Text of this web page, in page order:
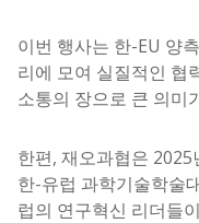
이번 행사는 한-EU 양
리에 모여 실질적인 협
소통의 장으로 큰 의미
한편, 재오과협은
한-유럽 과학기술학술
럽의 연구혁신 리더들